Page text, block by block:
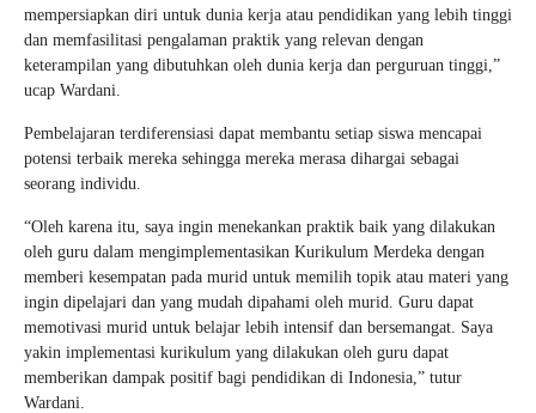
mempersiapkan diri untuk dunia kerja atau pendidikan yang lebih tinggi
dan memfasilitasi pengalaman praktik yang relevan dengan
keterampilan yang dibutuhkan oleh dunia kerja dan perguruan tinggi,”
ucap Wardani.
Pembelajaran terdiferensiasi dapat membantu setiap siswa mencapai
potensi terbaik mereka sehingga mereka merasa dihargai sebagai
seorang individu.
“Oleh karena itu, saya ingin menekankan praktik baik yang dilakukan
oleh guru dalam mengimplementasikan Kurikulum Merdeka dengan
memberi kesempatan pada murid untuk memilih topik atau materi yang
ingin dipelajari dan yang mudah dipahami oleh murid. Guru dapat
memotivasi murid untuk belajar lebih intensif dan bersemangat. Saya
yakin implementasi kurikulum yang dilakukan oleh guru dapat
memberikan dampak positif bagi pendidikan di Indonesia,” tutur
Wardani.